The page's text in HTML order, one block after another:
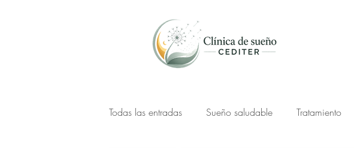
Todas las entradas Sueño saludable Tratamiento